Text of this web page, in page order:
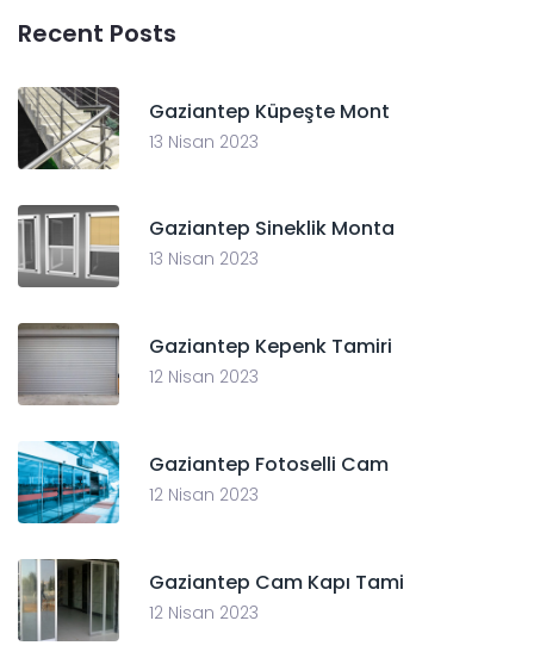
Recent Posts
Gaziantep Küpeşte Mont
13 Nisan 2023
Gaziantep Sineklik Monta
13 Nisan 2023
Gaziantep Kepenk Tamiri
12 Nisan 2023
Gaziantep Fotoselli Cam
12 Nisan 2023
Gaziantep Cam Kapı Tami
12 Nisan 2023